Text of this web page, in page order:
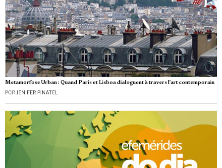
Metamorfose Urban : Quand Paris et Lisboa dialoguent à travers l’art contemporain
POR JENIFER PINATEL